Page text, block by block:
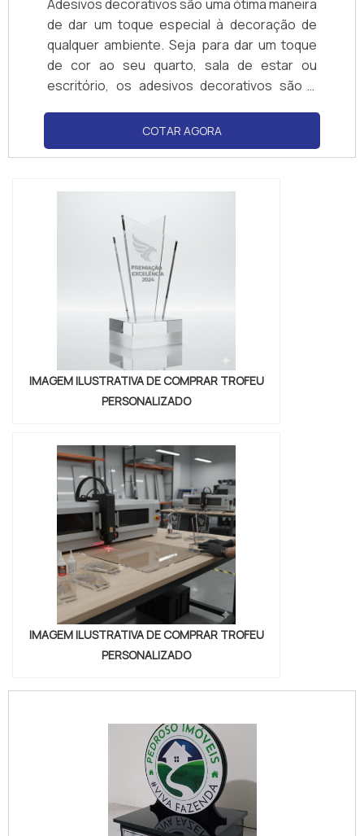
Adesivos decorativos são uma ótima maneira
de dar um toque especial à decoração de
qualquer ambiente. Seja para dar um toque
de cor ao seu quarto, sala de estar ou
escritório, os adesivos decorativos são a
visual de seu ambiente sem gastar muito. Na
SP Adesivos você encontra uma grande
todos os gostos e estilos. Venha conferir!
COTAR AGORA
IMAGEM ILUSTRATIVA DE COMPRAR TROFEU
PERSONALIZADO
IMAGEM ILUSTRATIVA DE COMPRAR TROFEU
PERSONALIZADO